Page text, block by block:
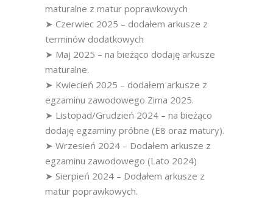
maturalne z matur poprawkowych
➤ Czerwiec 2025 – dodałem arkusze z
terminów dodatkowych
➤ Maj 2025 – na bieżąco dodaję arkusze
maturalne.
➤ Kwiecień 2025 – dodałem arkusze z
egzaminu zawodowego Zima 2025.
➤ Listopad/Grudzień 2024 – na bieżąco
dodaję egzaminy próbne (E8 oraz matury).
➤ Wrzesień 2024 – Dodałem arkusze z
egzaminu zawodowego (Lato 2024)
➤ Sierpień 2024 – Dodałem arkusze z
matur poprawkowych.